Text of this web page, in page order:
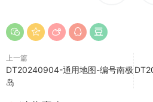
上一篇
DT20240904-通用地图-编号南极
岛